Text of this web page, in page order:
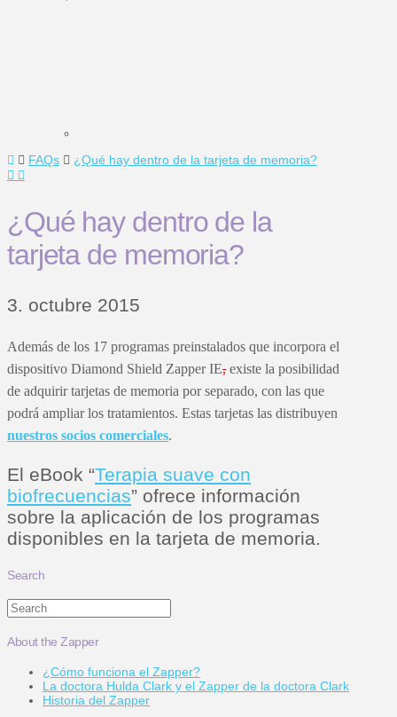
Home
FAQs ¿Qué hay dentro de la tarjeta de memoria?
¿Qué hay dentro de la
tarjeta de memoria?
3. octubre 2015
Además de los 17 programas preinstalados que incorpora el
dispositivo Diamond Shield Zapper IE, existe la posibilidad
de adquirir tarjetas de memoria por separado, con las que
podrá ampliar los tratamientos. Estas tarjetas las distribuyen
nuestros socios comerciales.
El eBook “Terapia suave con
biofrecuencias” ofrece información
sobre la aplicación de los programas
disponibles en la tarjeta de memoria.
Search
Search
About the Zapper
¿Cómo funciona el Zapper?
La doctora Hulda Clark y el Zapper de la doctora Clark
Historia del Zapper